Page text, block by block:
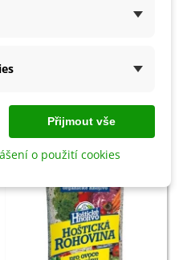
či
Přijmout vše
o použití cookies